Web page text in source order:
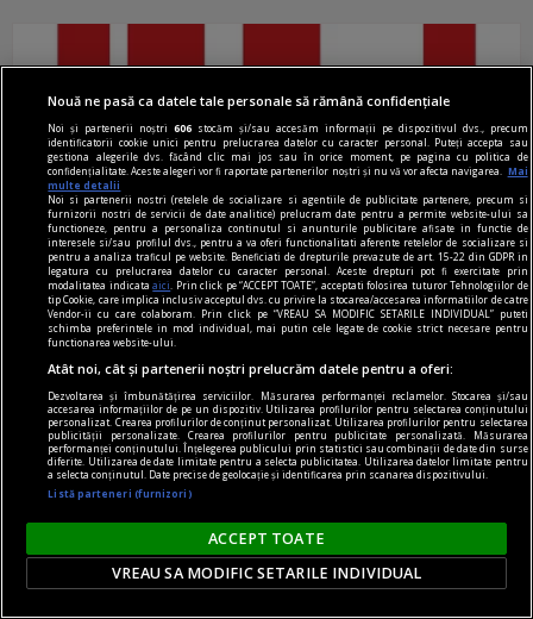
Ştiri care merită citite
Fericitul Vladimir Ghika, prințul care a devenit
marele vagabond apostolic
Vladimir Ghika este unul dintre cei mai
interesanți sfinți contemporani. El s-a născut în
anul 1873 la Constantinopole.
Nouă ne pasă ca datele tale personale să rămână confidențiale
Noi și partenerii noștri606 stocăm și/sau accesăm informații pe dispozitivul dvs., precum
identificatorii cookie unici pentru prelucrarea datelor cu caracter personal. Puteți accepta sau
gestiona alegerile dvs. făcând clic mai jos sau în orice moment, pe pagina cu politica de
confidențialitate. Aceste alegeri vor fi raportate partenerilor noștri și nu vă vor afecta navigarea.
Mai
multe detalii
Noi si partenerii nostri (retelele de socializare si agentiile de publicitate partenere, precum si
furnizorii nostri de servicii de date analitice) prelucram date pentru a permite website-ului sa
functioneze, pentru a personaliza continutul si anunturile publicitare afisate in functie de
interesele si/sau profilul dvs., pentru a va oferi functionalitati aferente retelelor de socializare si
pentru a analiza traficul pe website. Beneficiati de drepturile prevazute de art. 15-22 din GDPR in
legatura cu prelucrarea datelor cu caracter personal. Aceste drepturi pot fi exercitate prin
modalitatea indicataaici
. Prin click pe “ACCEPT TOATE”, acceptati folosirea tuturor Tehnologiilor de
tip Cookie, care implica inclusiv acceptul dvs. cu privire la stocarea/accesarea informatiilor de catre
Vendor-ii cu care colaboram. Prin click pe “VREAU SA MODIFIC SETARILE INDIVIDUAL” puteti
schimba preferintele in mod individual, mai putin cele legate de cookie strict necesare pentru
functionarea website-ului.
Atât noi, cât și partenerii noștri prelucrăm datele pentru a oferi:
Dezvoltarea și îmbunătățirea serviciilor. Măsurarea performanței reclamelor. Stocarea și/sau
accesarea informațiilor de pe un dispozitiv. Utilizarea profilurilor pentru selectarea conținutului
personalizat. Crearea profilurilor de conținut personalizat. Utilizarea profilurilor pentru selectarea
publicității personalizate. Crearea profilurilor pentru publicitate personalizată. Măsurarea
performanței conținutului. Înțelegerea publicului prin statistici sau combinații de date din surse
diferite. Utilizarea de date limitate pentru a selecta publicitatea. Utilizarea datelor limitate pentru
a selecta conținutul. Date precise de geolocație și identificarea prin scanarea dispozitivului.
Listă parteneri (furnizori)
ACCEPT TOATE
VREAU SA MODIFIC SETARILE INDIVIDUAL